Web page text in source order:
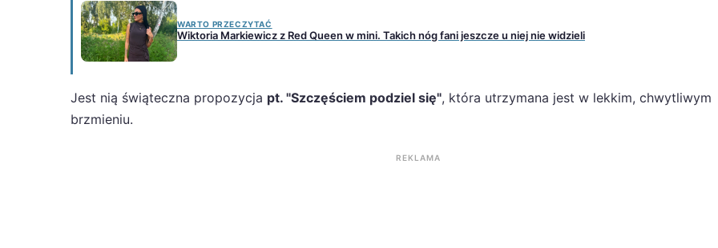
WARTO PRZECZYTAĆ
Wiktoria Markiewicz z Red Queen w mini. Takich nóg fani jeszcze u niej nie widzieli
Jest nią świąteczna propozycja pt. "Szczęściem podziel się", która utrzymana jest w lekkim, chwytliwym
brzmieniu.
REKLAMA